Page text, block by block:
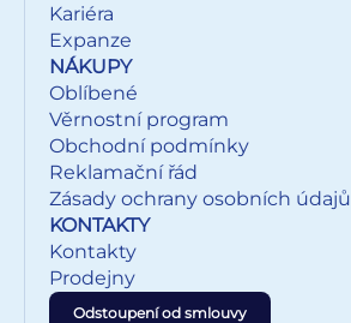
Kariéra
Expanze
NÁKUPY
Oblíbené
Věrnostní program
Obchodní podmínky
Reklamační řád
Zásady ochrany osobních údajů
KONTAKTY
Kontakty
Prodejny
Odstoupení od smlouvy